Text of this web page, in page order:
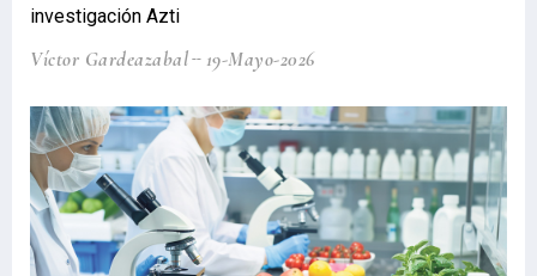
investigación Azti
Víctor Gardeazabal 19-Mayo-2026